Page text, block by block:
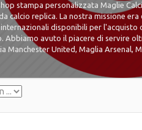
stampa personalizzata Maglie
calcio replica. La nostra missione
disponibili per
avuto il piacere di servire
Manchester United, Maglia Arsenal,